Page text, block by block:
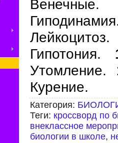
Венечные.
Лейкоцитоз.
Гипотония.
Утомление.
Курение.
Категория:
Теги: кроссворд по
внеклассное
биологии в школе,